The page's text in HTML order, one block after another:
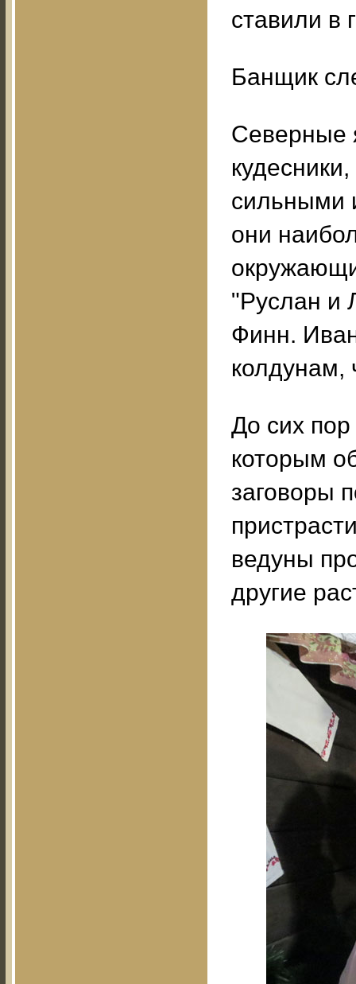
ставили в
Банщик
Северные
сильными
они
"Руслан и
Финн.
колдунам,
До сих
которым
заговоры
ведуны
другие